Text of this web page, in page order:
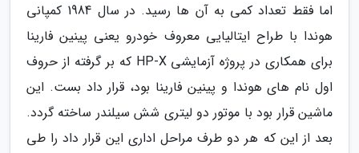
اما فقط تعداد کمی به آن ها رسید. در سال 1984 کمپانی
هوندا با طراح ایتالیایی معروف خودرو یعنی پینین فارینا
برای همکاری در پروژه آزمایشی HP-X که بر گرفته از حروف
اول نام های هوندا و پینین فارینا بود، قرار داد بست. این
ماشین قرار بود با موتور دو لیتری شش سیلندر ساخته گردد.
بعد از این که هر دو طرف مراحل اداری این قرار داد را طی